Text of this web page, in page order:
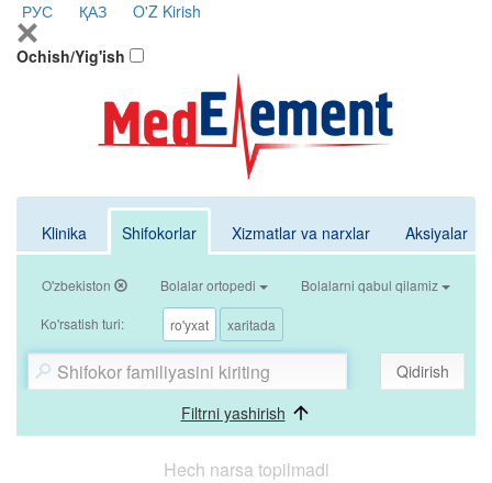
РУС ҚАЗ O'Z Kirish
Ochish/Yig'ish
Klinika Shifokorlar Xizmatlar va narxlar Aksiyalar
O'zbekiston Bolalar ortopedi Bolalarni qabul qilamiz
Ko'rsatish turi: ro'yxat xaritada
Qidirish
Filtrni yashirish
Hech narsa topilmadi